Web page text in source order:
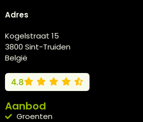
Adres
Kogelstraat 15
3800 Sint-Truiden
België
4.8
Aanbod
Groenten